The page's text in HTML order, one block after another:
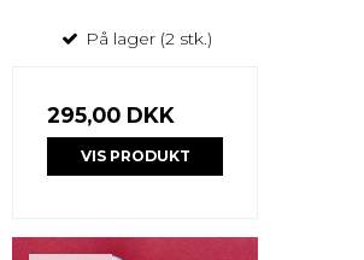
På lager (2 stk.)
295,00 DKK
VIS PRODUKT